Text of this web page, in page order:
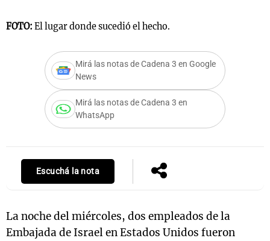
FOTO: El lugar donde sucedió el hecho.
Mirá las notas de Cadena 3 en Google
News
Mirá las notas de Cadena 3 en
WhatsApp
Escuchá la nota
La noche del miércoles, dos empleados de la
Embajada de Israel en Estados Unidos fueron
Mundial 2026
La Sole en
Cadena 3